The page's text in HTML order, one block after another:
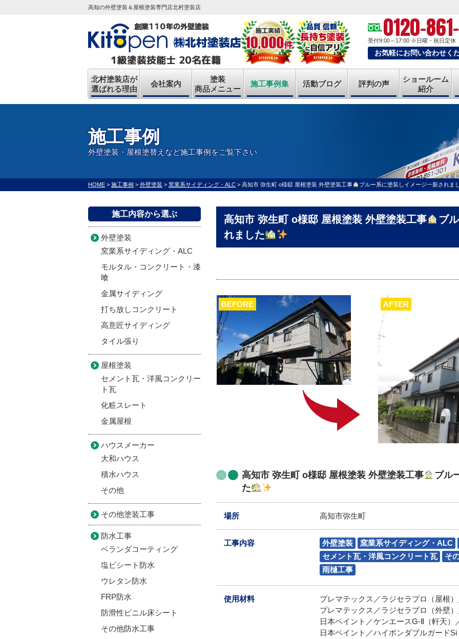
高知の外壁塗装＆屋根塗装専門店北村塗装店
0120-
受付9:00～17:00 ※日曜・祝日定休
お気軽にお問い合わせく
北村塗装店が
選ばれる理由
会社案内
塗装
商品メニュー
施工事例集 活動ブログ 評判の声
ショールーム
紹介
施工事例
外壁塗装・屋根塗替えなど施工事例をご覧下さい
HOME > 施工事例 > 外壁塗装 > 窯業系サイディング・ALC > 高知市 弥生町 o様邸 屋根塗装 外壁塗装工事 ブルー系に塗装しイメージ一新されま
高知市 弥生町 o様邸 屋根塗装 外壁塗装工事
ブ
れました
AFTER
BEFORE
高知市 弥生町 o様邸 屋根塗装 外壁塗装工事
ブル
た
場所 高知市弥生町
工事内容 外壁塗装
窯業系サイディング・ALC
セメント瓦・洋風コンクリート瓦
そ
雨樋工事
使用材料
プレマテックス／ラジセラプロ（屋根
プレマテックス／ラジセラプロ（外壁
日本ペイント／ケンエースG-Ⅱ（軒天）
日本ペイント／ハイポンダブルガードSi
施工内容から選ぶ
外壁塗装
窯業系サイディング・ALC
モルタル・コンクリート・漆
喰
金属サイディング
打ち放しコンクリート
高意匠サイディング
タイル張り
屋根塗装
セメント瓦・洋風コンクリー
ト瓦
化粧スレート
金属屋根
ハウスメーカー
大和ハウス
積水ハウス
その他
その他塗装工事
防水工事
ベランダコーティング
塩ビシート防水
ウレタン防水
FRP防水
防滑性ビニル床シート
その他防水工事